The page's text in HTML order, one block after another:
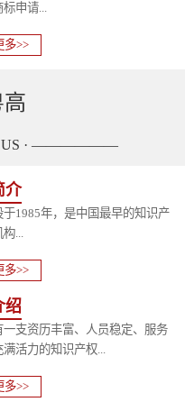
申请...
多>>
US · ——————
介
于1985年，是中国最早的知识产
...
多>>
绍
一支资历丰富、人员稳定、服务
满活力的知识产权...
多>>